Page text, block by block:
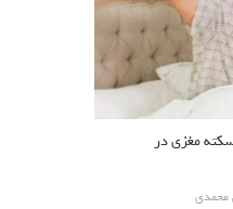
مغزی در
محمدی